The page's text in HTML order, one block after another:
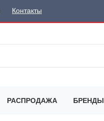
Контакты
РАСПРОДАЖА БРЕНДЫ